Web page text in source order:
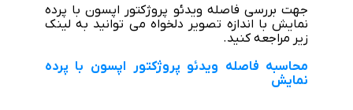
جهت بررسی فاصله ویدئو پروژکتور اپسون با پرده
نمایش با اندازه تصویر دلخواه می توانید به لینک
زیر مراجعه کنید.
محاسبه فاصله ویدئو پروژکتور اپسون با پرده
نمایش